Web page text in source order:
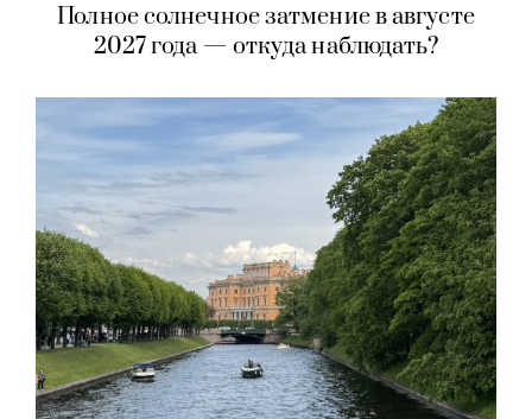
Полное солнечное затмение в августе
2027 года — откуда наблюдать?